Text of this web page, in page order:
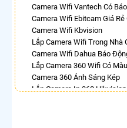
Camera Wifi Vantech Có
Camera Wifi Ebitcam Giá Rẻ
Camera Wifi Kbvision
Lắp Camera Wifi Trong Nhà
Camera Wifi Dahua Báo
Lắp Camera 360 Wifi Có
Camera 360 Ánh Sáng Kép
Lắp Camera Ip 360 Hikvision